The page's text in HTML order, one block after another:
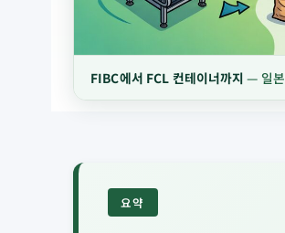
FIBC에서 FCL 컨테이너까지 — 일본
요약